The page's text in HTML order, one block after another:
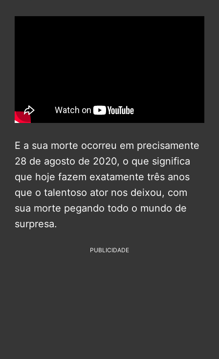
E a sua morte ocorreu em precisamente
28 de agosto de 2020, o que significa
que hoje fazem exatamente três anos
que o talentoso ator nos deixou, com
sua morte pegando todo o mundo de
surpresa.
PUBLICIDADE